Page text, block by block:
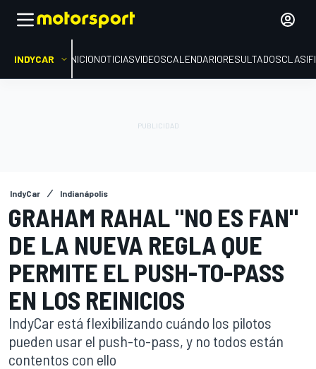
INDYCAR INICIONOTICIASVIDEOSCALENDARIORESULTADOS
IndyCar Indianápolis
GRAHAM RAHAL "NO ES FAN"
DE LA NUEVA REGLA QUE
PERMITE EL PUSH-TO-PASS
EN LOS REINICIOS
IndyCar está flexibilizando cuándo los pilotos
pueden usar el push-to-pass, y no todos están
contentos con ello